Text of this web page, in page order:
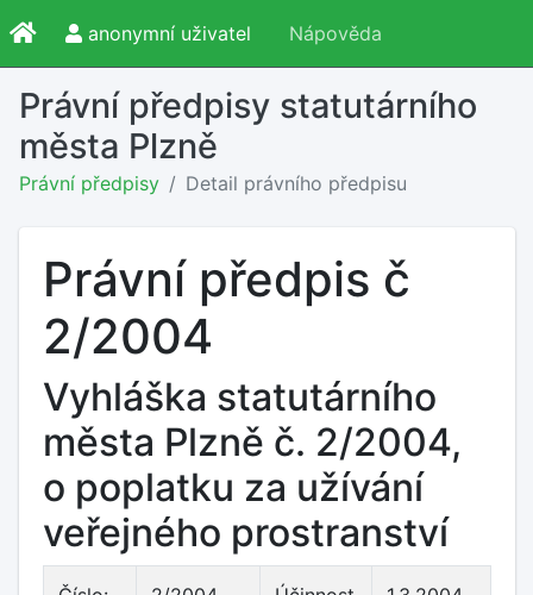
Nápověda
anonymní uživatel
Právní předpisy statutárního
města Plzně
Právní předpisy Detail právního předpisu
Právní předpis č
2/2004
Vyhláška statutárního
města Plzně č. 2/2004,
o poplatku za užívání
veřejného prostranství